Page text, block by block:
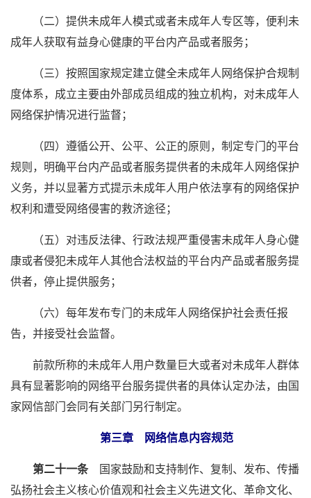
（二）提供未成年人模式或者未成年人专区等，便利未
成年人获取有益身心健康的平台内产品或者服务；
（三）按照国家规定建立健全未成年人网络保护合规制
度体系，成立主要由外部成员组成的独立机构，对未成年人
网络保护情况进行监督；
（四）遵循公开、公平、公正的原则，制定专门的平台
规则，明确平台内产品或者服务提供者的未成年人网络保护
义务，并以显著方式提示未成年人用户依法享有的网络保护
权利和遭受网络侵害的救济途径；
（五）对违反法律、行政法规严重侵害未成年人身心健
康或者侵犯未成年人其他合法权益的平台内产品或者服务提
供者，停止提供服务；
（六）每年发布专门的未成年人网络保护社会责任报
告，并接受社会监督。
前款所称的未成年人用户数量巨大或者对未成年人群体
具有显著影响的网络平台服务提供者的具体认定办法，由国
家网信部门会同有关部门另行制定。
第三章 网络信息内容规范
第二十一条国家鼓励和支持制作、复制、发布、传播
弘扬社会主义核心价值观和社会主义先进文化、革命文化、